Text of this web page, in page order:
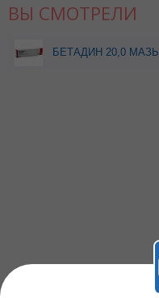
ВЫ СМОТРЕЛИ
БЕТАДИН 20,0 МАЗЬ